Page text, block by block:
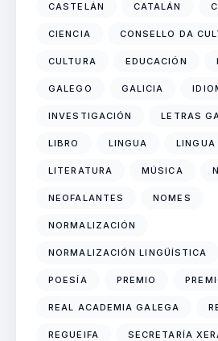
CASTELÁN CATALÁN
CIENCIA CONSELLO DA
CULTURA EDUCACIÓN
GALEGO GALICIA
INVESTIGACIÓN LETRAS
LIBRO LINGUA LINGUA
LITERATURA MÚSICA
NEOFALANTES NOMES
NORMALIZACIÓN
NORMALIZACIÓN LINGÜÍSTICA
POESÍA PREMIO
REAL ACADEMIA GALEGA
REGUEIFA SECRETARÍA